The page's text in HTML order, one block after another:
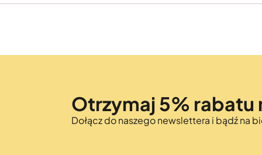
Otrzymaj 5% rabatu
Dołącz do naszego newslettera i bądź na